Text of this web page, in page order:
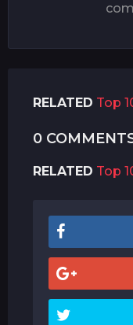
RELATED Top
0
RELATED Top